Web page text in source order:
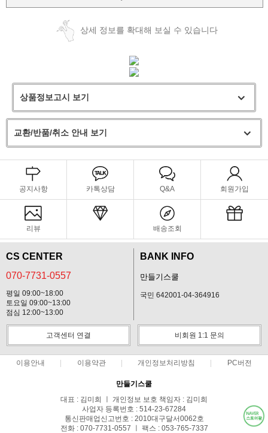
상세 정보를 확대해 보실 수 있습니다
상품정보고시 보기
교환/반품/취소 안내 보기
공지사항 카톡상담 Q&A 회원가입
리뷰 배송조회
CS CENTER
070-7731-0557
평일 09:00~18:00
토요일 09:00~13:00
점심 12:00~13:00
BANK INFO
만들기스쿨
국민 642001-04-364916
고객센터 연결 비회원 1:1 문의
이용안내 이용약관 개인정보처리방침 PC버전
만들기스쿨
대표 : 김미희 ㅣ 개인정보 보호 책임자 : 김미희
사업자 등록번호 : 514-23-67284
통신판매업신고번호 : 2010대구달서0062호
전화 : 070-7731-0557 ㅣ 팩스 : 053-765-7337